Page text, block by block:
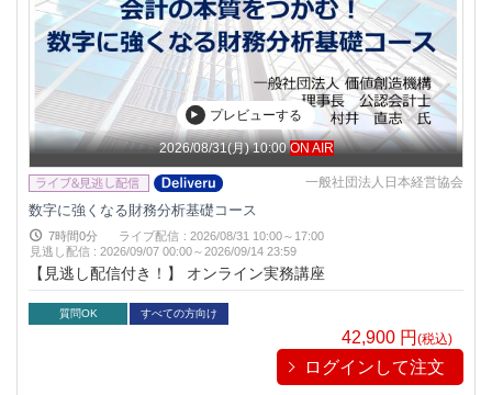
プレビューする
2026/08/31(月) 10:00ON AIR
一般社団法人日本経営協会
数字に強くなる財務分析基礎コース
7時間0分 ライブ配信 : 2026/08/31 10:00～17:00
見逃し配信 :2026/09/07 00:00～2026/09/14 23:59
【見逃し配信付き！】 オンライン実務講座
質問OK すべての方向け
42,900 円 (税込)
ログインして注文